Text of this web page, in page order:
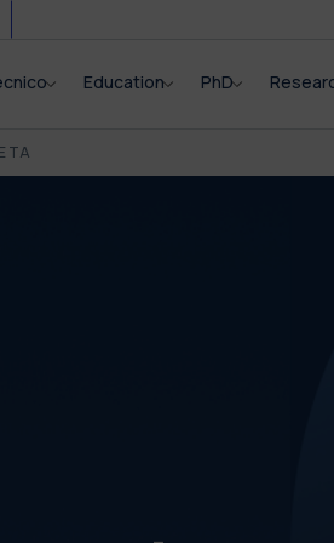
Education PhD
TA